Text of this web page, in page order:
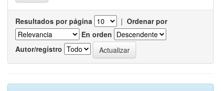
Resultados por página | Ordenar por
En orden
Autor/registro